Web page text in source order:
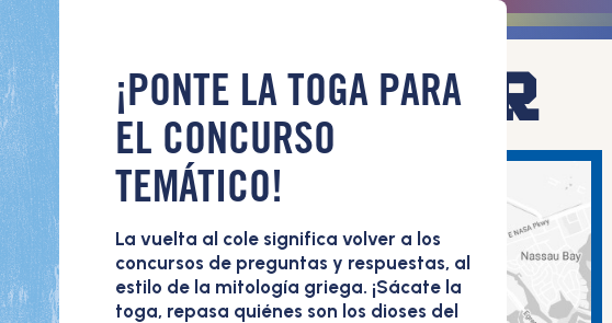
¡PONTE LA TOGA PARA
EL CONCURSO
TEMÁTICO!
La vuelta al cole significa volver a los
concursos de preguntas y respuestas, al
estilo de la mitología griega. ¡Sácate la
toga, repasa quiénes son los dioses del
WEBSTER